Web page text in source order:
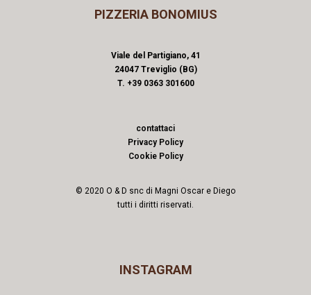
PIZZERIA BONOMIUS
Viale del Partigiano, 41
24047 Treviglio (BG)
T. +39 0363 301600
contattaci
Privacy Policy
Cookie Policy
© 2020 O & D snc di Magni Oscar e Diego
tutti i diritti riservati.
INSTAGRAM